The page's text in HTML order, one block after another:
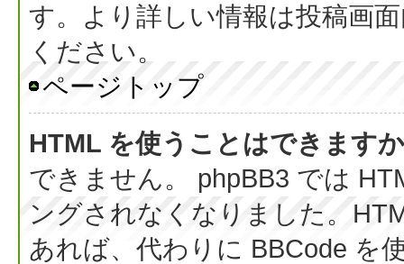
す。より詳しい情報は投稿画
ください。
ページトップ
HTML を使うことはできます
できません。 phpBB3 では
ングされなくなりました。
あれば、代わりに BBCode を